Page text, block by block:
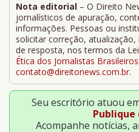
Nota editorial – O Direito
jornalísticos de apuração,
informações. Pessoas ou
solicitar correção,
de resposta, nos termos da
Ética dos Jornalistas Brasileiros
contato@direitonews.com.br.
Seu escritório atuou
Publique
Acompanhe notícias,